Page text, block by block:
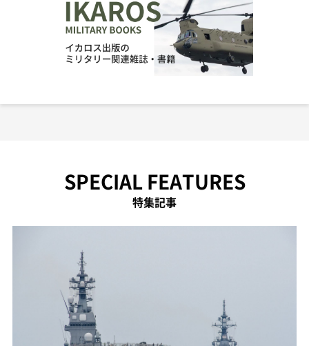
SPECIAL FEATURES
特集記事